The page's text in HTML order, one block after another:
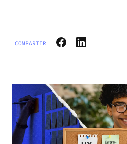
COMPARTIR